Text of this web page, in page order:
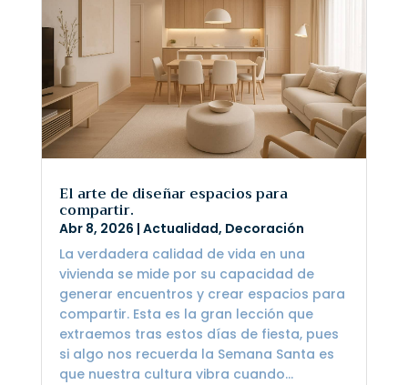
El arte de diseñar espacios para
compartir.
Abr 8, 2026 | Actualidad, Decoración
La verdadera calidad de vida en una
vivienda se mide por su capacidad de
generar encuentros y crear espacios para
compartir. Esta es la gran lección que
extraemos tras estos días de fiesta, pues
si algo nos recuerda la Semana Santa es
que nuestra cultura vibra cuando...